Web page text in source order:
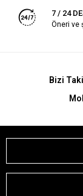
7 / 24
Öneri ve
Bizi